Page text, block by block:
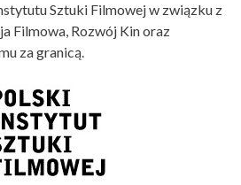
Sztuki Filmowej w związku z
Filmowa, Rozwój Kin oraz
za granicą.